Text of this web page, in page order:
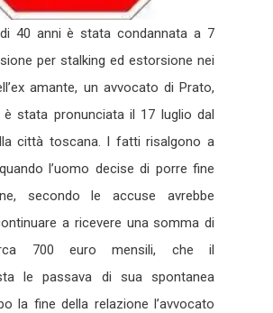
40 anni è stata condannata a 7
per stalking ed estorsione nei
amante, un avvocato di Prato,
stata pronunciata il 17 luglio dal
città toscana. I fatti risalgono a
l’uomo decise di porre fine
secondo le accuse avrebbe
a ricevere una somma di
700 euro mensili, che il
le passava di sua spontanea
la fine della relazione l’avvocato